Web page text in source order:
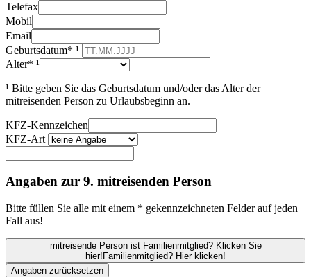
Telefax
Mobil
Email
Geburtsdatum* ¹
Alter* ¹
¹ Bitte geben Sie das Geburtsdatum und/oder das Alter der
mitreisenden Person zu Urlaubsbeginn an.
KFZ-Kennzeichen
KFZ-Art
Angaben zur 9. mitreisenden Person
Bitte füllen Sie alle mit einem * gekennzeichneten Felder auf jeden
Fall aus!
mitreisende Person ist Familienmitglied? Klicken Sie
hier!Familienmitglied? Hier klicken!
Angaben zurücksetzen